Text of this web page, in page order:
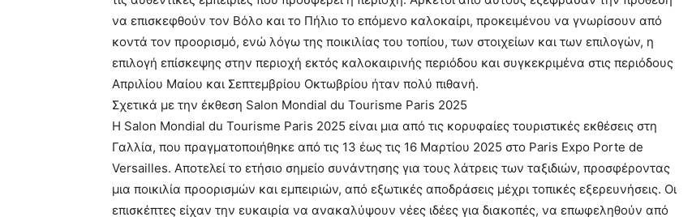
να επισκεφθούν τον Βόλο και το Πήλιο το επόμενο καλοκαίρι, προκειμένου να γνωρίσουν από
κοντά τον προορισμό, ενώ λόγω της ποικιλίας του τοπίου, των στοιχείων και των επιλογών, η
επιλογή επίσκεψης στην περιοχή εκτός καλοκαιρινής περιόδου και συγκεκριμένα στις περιόδους
Απριλίου Μαίου και Σεπτεμβρίου Οκτωβρίου ήταν πολύ πιθανή.
Σχετικά με την έκθεση Salon Mondial du Tourisme Paris 2025
Η Salon Mondial du Tourisme Paris 2025 είναι μια από τις κορυφαίες τουριστικές εκθέσεις στη
Γαλλία, που πραγματοποιήθηκε από τις 13 έως τις 16 Μαρτίου 2025 στο Paris Expo Porte de
Versailles. Αποτελεί το ετήσιο σημείο συνάντησης για τους λάτρεις των ταξιδιών, προσφέροντας
μια ποικιλία προορισμών και εμπειριών, από εξωτικές αποδράσεις μέχρι τοπικές εξερευνήσεις. Οι
επισκέπτες είχαν την ευκαιρία να ανακαλύψουν νέες ιδέες για διακοπές, να επωφεληθούν από